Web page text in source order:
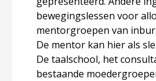
bewegingslessen voor
mentorgroepen van
De mentor kan hier als
De taalschool, het
bestaande